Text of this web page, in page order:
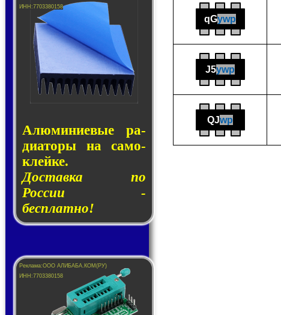
Алюминие­вые ра­
ди­а­то­ры на са­мо­
клей­ке.
Доставка по
России -
бесплатно!
qGywp
J5ywp
QJwp